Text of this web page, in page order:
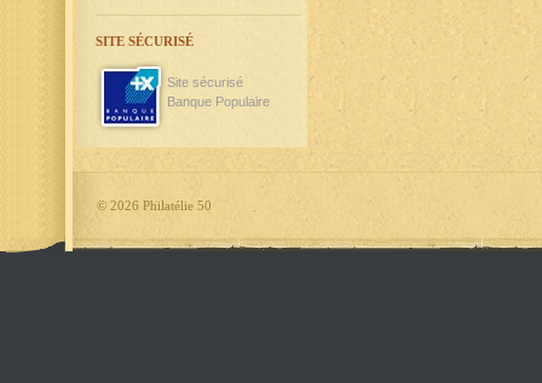
SITE SÉCURISÉ
Site sécurisé
Banque Populaire
© 2026 Philatélie 50